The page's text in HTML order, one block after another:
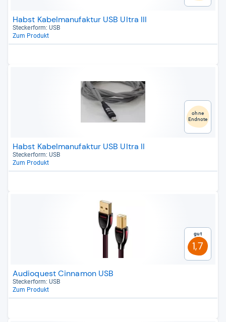
Habst Kabelmanufaktur USB Ultra III
Stecker­form: USB
Zum Produkt
ohne
Endnote
Habst Kabelmanufaktur USB Ultra II
Stecker­form: USB
Zum Produkt
Gut
1,7
Audioquest Cinnamon USB
Stecker­form: USB
Zum Produkt